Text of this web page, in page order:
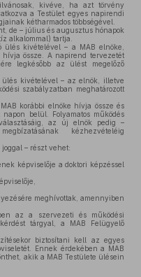
kivéve, ha azt törvény
a Testület egyes napirendi
kétharmados többségével.
de – július és augusztus hónapok
alkalommal) tartja.
kivételével – a MAB elnöke,
össze. A napirend tervezetét
legkésőbb az ülést megelőző
kivételével – az elnök, illetve
szabályzatban meghatározott
korábbi elnöke hívja össze és
belül. Folyamatos működés
az új elnök pedig –
kézhezvételéig
– részt vehet:
képviselője a doktori képzéssel
meghívottak, amennyiben
az a szervezeti és működési
tárgyal, a MAB Felügyelő
biztosítani kell az egyes
Ennek érdekében a MAB
akik a MAB Testülete ülésein